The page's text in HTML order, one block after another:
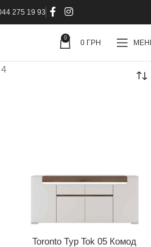
275 19 93
0
0 ГРН
Toronto Typ Tok 05 Комод